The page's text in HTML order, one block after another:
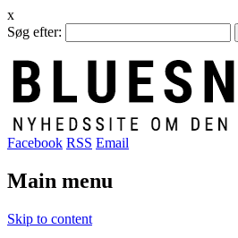
x
Søg efter:
Facebook RSS Email
Main menu
Skip to content